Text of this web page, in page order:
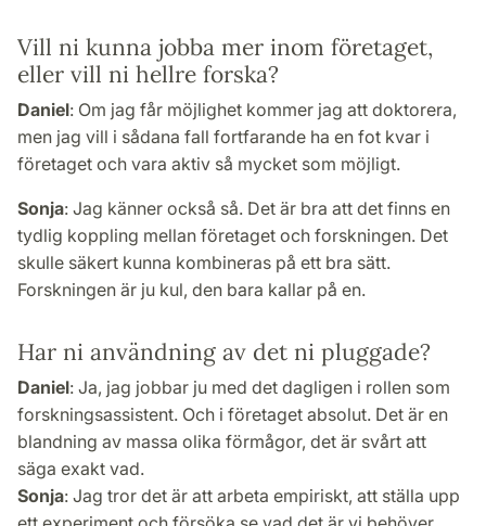
Vill ni kunna jobba mer inom företaget,
eller vill ni hellre forska?
Daniel: Om jag får möjlighet kommer jag att doktorera,
men jag vill i sådana fall fortfarande ha en fot kvar i
företaget och vara aktiv så mycket som möjligt.
Sonja: Jag känner också så. Det är bra att det finns en
tydlig koppling mellan företaget och forskningen. Det
skulle säkert kunna kombineras på ett bra sätt.
Forskningen är ju kul, den bara kallar på en.
Har ni användning av det ni pluggade?
Daniel: Ja, jag jobbar ju med det dagligen i rollen som
forskningsassistent. Och i företaget absolut. Det är en
blandning av massa olika förmågor, det är svårt att
säga exakt vad.
Sonja: Jag tror det är att arbeta empiriskt, att ställa upp